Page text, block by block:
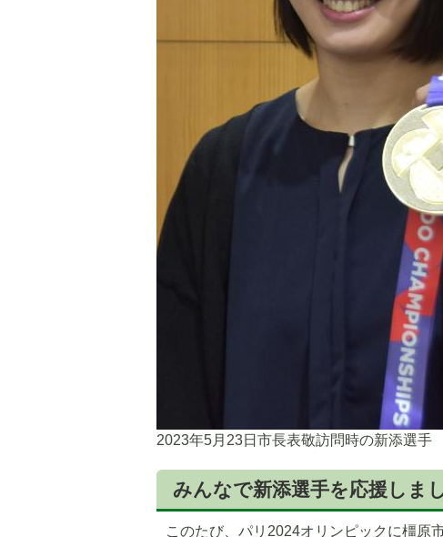
2023年5月23日市長表敬訪問時の新添選手
みんなで新添選手を応援しま
このたび、パリ2024オリンピックに橿原